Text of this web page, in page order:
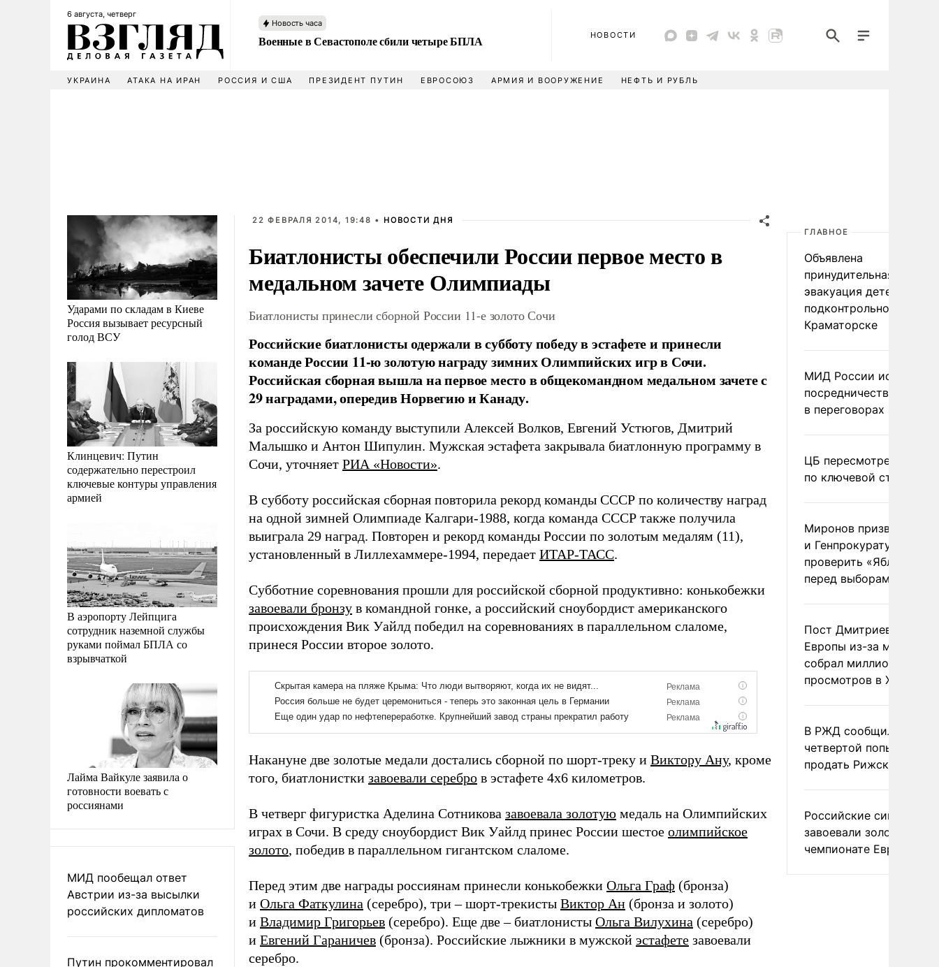
6 августа, четверг
Новость часа
Военные в Севастополе сбили четыре БПЛА НОВОСТИ
УКРАИНА АТАКА НА ИРАН РОССИЯ И США ПРЕЗИДЕНТ ПУТИН ЕВРОСОЮЗ АРМИЯ И ВООРУЖЕНИЕ НЕФТЬ И РУБЛЬ
Ударами по складам в Киеве
Россия вызывает ресурсный
голод ВСУ
Клинцевич: Путин
содержательно перестроил
ключевые контуры управления
армией
В аэропорту Лейпцига
сотрудник наземной службы
руками поймал БПЛА со
взрывчаткой
Лайма Вайкуле заявила о
готовности воевать с
россиянами
МИД пообещал ответ
Австрии из-за высылки
российских дипломатов
Путин прокомментировал
22 ФЕВРАЛЯ 2014, 19:48 • НОВОСТИ ДНЯ
Биатлонисты обеспечили России первое место в
медальном зачете Олимпиады
Биатлонисты принесли сборной России 11-е золото Сочи
Российские биатлонисты одержали в субботу победу в эстафете и принесли
команде России 11-ю золотую награду зимних Олимпийских игр в Сочи.
Российская сборная вышла на первое место в общекомандном медальном зачете с
29 наградами, опередив Норвегию и Канаду.
За российскую команду выступили Алексей Волков, Евгений Устюгов, Дмитрий
Малышко и Антон Шипулин. Мужская эстафета закрывала биатлонную программу в
Сочи, уточняет РИА «Новости».
В субботу российская сборная повторила рекорд команды СССР по количеству наград
на одной зимней Олимпиаде Калгари-1988, когда команда СССР также получила
выиграла 29 наград. Повторен и рекорд команды России по золотым медалям (11),
установленный в Лиллехаммере-1994, передает ИТАР-ТАСС.
Субботние соревнования прошли для российской сборной продуктивно: конькобежки
завоевали бронзу в командной гонке, а российский сноубордист американского
происхождения Вик Уайлд победил на соревнованиях в параллельном слаломе,
принеся России второе золото.
Накануне две золотые медали достались сборной по шорт-треку и Виктору Ану, кроме
того, биатлонистки завоевали серебро в эстафете 4х6 километров.
В четверг фигуристка Аделина Сотникова завоевала золотую медаль на Олимпийских
играх в Сочи. В среду сноубордист Вик Уайлд принес России шестое олимпийское
золото, победив в параллельном гигантском слаломе.
Перед этим две награды россиянам принесли конькобежки Ольга Граф (бронза)
и Ольга Фаткулина (серебро), три – шорт-трекисты Виктор Ан (бронза и золото)
и Владимир Григорьев (серебро). Еще две – биатлонисты Ольга Вилухина (серебро)
и Евгений Гараничев (бронза). Российские лыжники в мужской эстафете завоевали
серебро.
ГЛАВНОЕ
Объявлена
принудительная
эвакуация детей в
подконтрольном Киеву
Краматорске
МИД России исключил
посредничество
в переговорах по
ЦБ пересмотрел
по ключевой ставке
Миронов призвал
и Генпрокуратуру
проверить «Яблоко»
перед выборами
Пост Дмитриева о
Европы из-за
собрал миллион
просмотров в X
В РЖД сообщили о
четвертой попытке
продать Рижский
Российские
завоевали золото на
чемпионате Европы